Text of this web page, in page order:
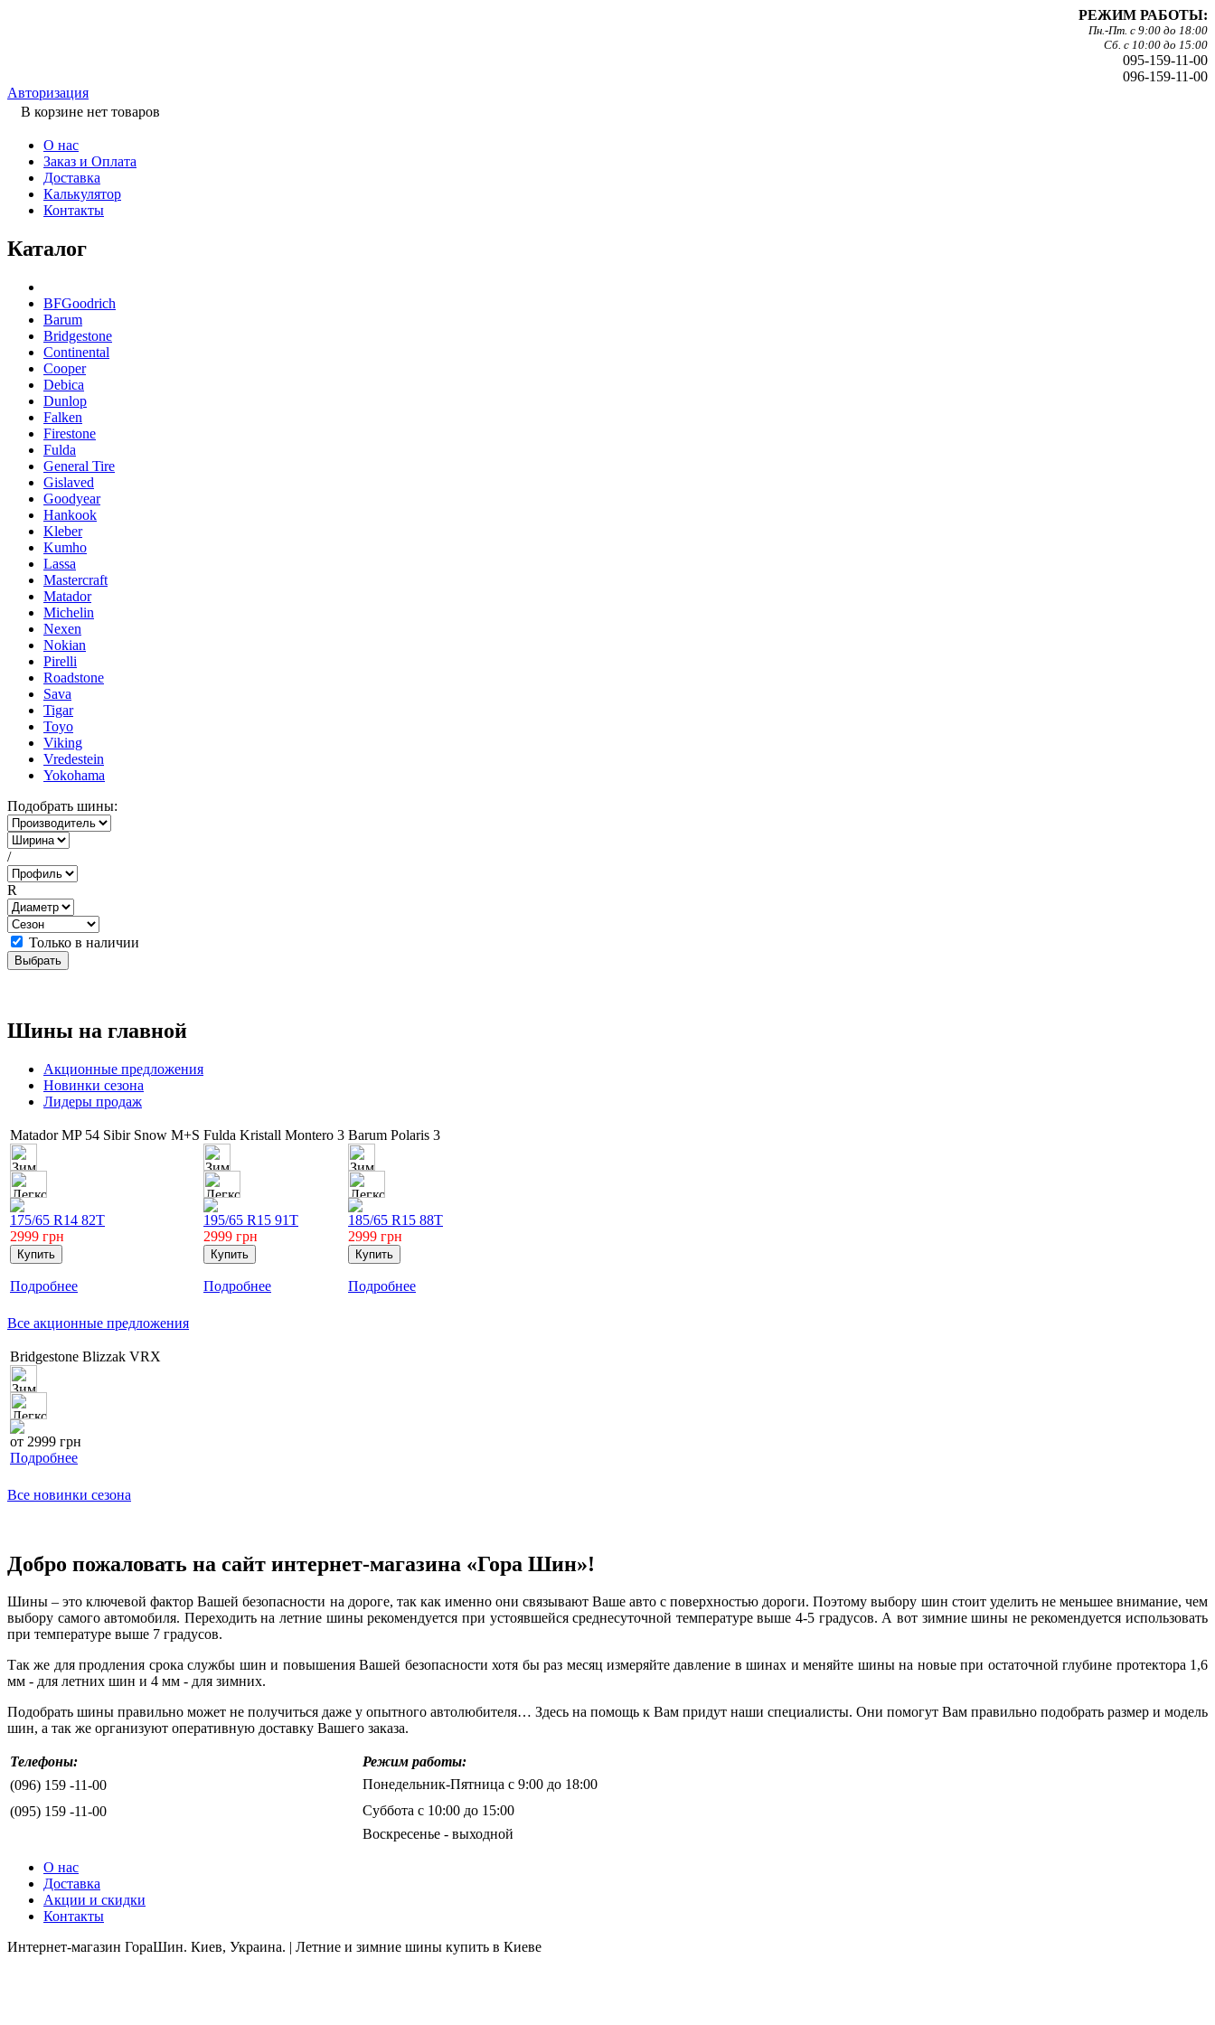
РЕЖИМ РАБОТЫ:
Пн.-Пт. с 9:00 до 18:00
Сб. с 10:00 до 15:00
095-159-11-00
096-159-11-00
Авторизация
В корзине нет товаров
О нас
Заказ и Оплата
Доставка
Калькулятор
Контакты
Каталог
BFGoodrich
Barum
Bridgestone
Continental
Cooper
Debica
Dunlop
Falken
Firestone
Fulda
General Tire
Gislaved
Goodyear
Hankook
Kleber
Kumho
Lassa
Mastercraft
Matador
Michelin
Nexen
Nokian
Pirelli
Roadstone
Sava
Tigar
Toyo
Viking
Vredestein
Yokohama
Подобрать шины:
/
R
Только в наличии
Шины на главной
Акционные предложения
Новинки сезона
Лидеры продаж
Matador MP 54 Sibir Snow M+S
175/65 R14 82T
2999 грн
Подробнее
Fulda Kristall Montero 3
195/65 R15 91T
2999 грн
Подробнее
Barum Polaris 3
185/65 R15 88T
2999 грн
Подробнее
Все акционные предложения
Bridgestone Blizzak VRX
от 2999 грн
Подробнее
Все новинки сезона
Добро пожаловать на сайт интернет-магазина «Гора Шин»!
Шины – это ключевой фактор Вашей безопасности на дороге, так как именно они связывают Ваше авто с поверхностью дороги. Поэтому выбору шин стоит уделить не меньшее внимание, чем
выбору самого автомобиля. Переходить на летние шины рекомендуется при устоявшейся среднесуточной температуре выше 4-5 градусов. А вот зимние шины не рекомендуется использовать
при температуре выше 7 градусов.
Так же для продления срока службы шин и повышения Вашей безопасности хотя бы раз месяц измеряйте давление в шинах и меняйте шины на новые при остаточной глубине протектора 1,6
мм - для летних шин и 4 мм - для зимних.
Подобрать шины правильно может не получиться даже у опытного автолюбителя… Здесь на помощь к Вам придут наши специалисты. Они помогут Вам правильно подобрать размер и модель
шин, а так же организуют оперативную доставку Вашего заказа.
Телефоны:
Режим работы:
(096) 159 -11-00
Понедельник-Пятница с 9:00 до 18:00
(095) 159 -11-00
Суббота с 10:00 до 15:00
Воскресенье - выходной
О нас
Доставка
Акции и скидки
Контакты
Интернет-магазин ГораШин. Киев, Украина. | Летние и зимние шины купить в Киеве